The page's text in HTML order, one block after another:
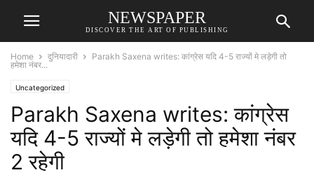
NEWSPAPER
DISCOVER THE ART OF PUBLISHING
Home दुनियादारी
Parakh Saxena writes: कांग्रेस यदि 4-5 राज्यों मे लड़ेगी तो
हमेशा नंबर...
Uncategorized
Parakh Saxena writes: कांग्रेस
यदि 4-5 राज्यों मे लड़ेगी तो हमेशा नंबर
2 रहेगी